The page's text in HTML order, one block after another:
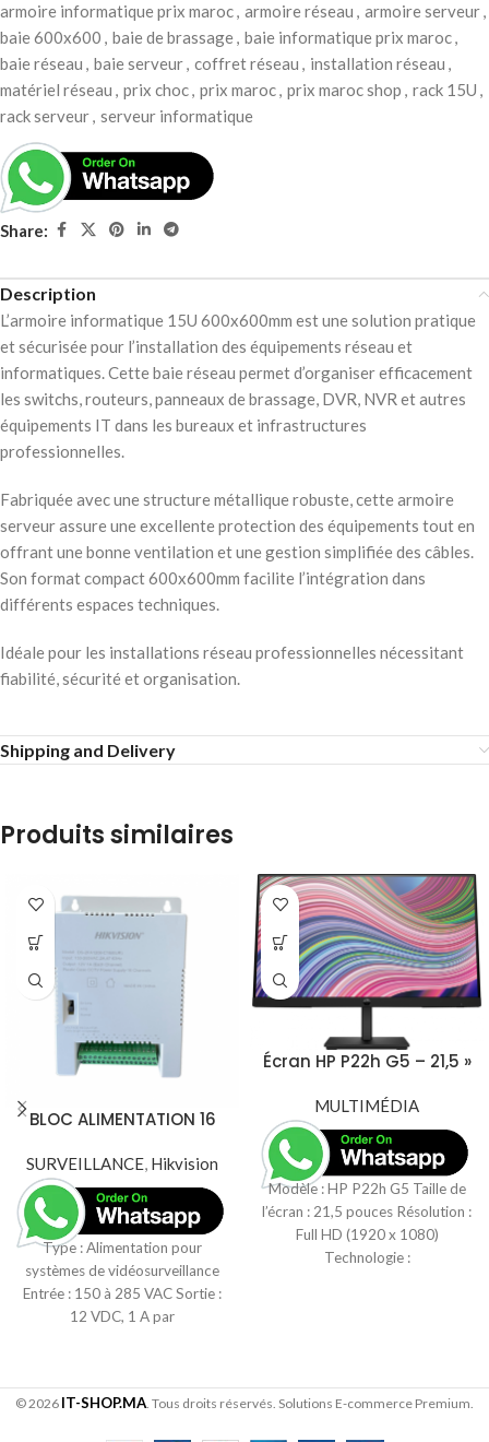
armoire informatique prix maroc, armoire réseau , armoire serveur,
baie 600x600 , baie de brassage, baie informatique prix maroc,
baie réseau , baie serveur, coffret réseau , installation réseau ,
matériel réseau , prix choc, prix maroc, prix maroc shop , rack 15U ,
rack serveur, serveur informatique
Share:
Description
L’armoire informatique 15U 600x600mm est une solution pratique
et sécurisée pour l’installation des équipements réseau et
informatiques. Cette baie réseau permet d’organiser efficacement
les switchs, routeurs, panneaux de brassage, DVR, NVR et autres
équipements IT dans les bureaux et infrastructures
professionnelles.
Fabriquée avec une structure métallique robuste, cette armoire
serveur assure une excellente protection des équipements tout en
offrant une bonne ventilation et une gestion simplifiée des câbles.
Son format compact 600x600mm facilite l’intégration dans
différents espaces techniques.
Idéale pour les installations réseau professionnelles nécessitant
fiabilité, sécurité et organisation.
Shipping and Delivery
Produits similaires
BLOC ALIMENTATION 16
Hikvision DS-2FA1208-
C16 – 16 Canaux 12V
SURVEILLANCE, Hikvision
Type : Alimentation pour
systèmes de vidéosurveillance
Entrée : 150 à 285 VAC Sortie :
12 VDC, 1 A par
Écran HP P22h G5 – 21,5 »
MULTIMÉDIA
Modèle : HP P22h G5 Taille de
l’écran : 21,5 pouces Résolution :
Full HD (1920 x 1080)
Technologie :
© 2026 IT-SHOP.MA. Tous droits réservés. Solutions E-commerce Premium.